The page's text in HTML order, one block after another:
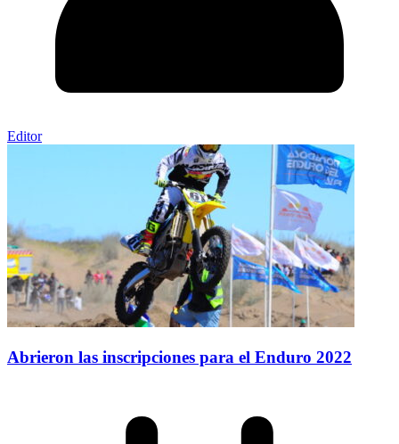
Editor
Abrieron las inscripciones para el Enduro 2022